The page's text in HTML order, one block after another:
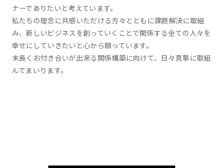
ナーでありたいと考えています。
私たちの理念に共感いただける方々とともに課題解決に取組
み、新しいビジネスを創っていくことで関係する全ての人々を
幸せにしていきたいと心から願っています。
末長くお付き合いが出来る関係構築に向けて、日々真摯に取組
んでまいります。